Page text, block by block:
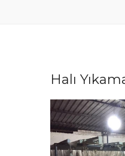
Halı